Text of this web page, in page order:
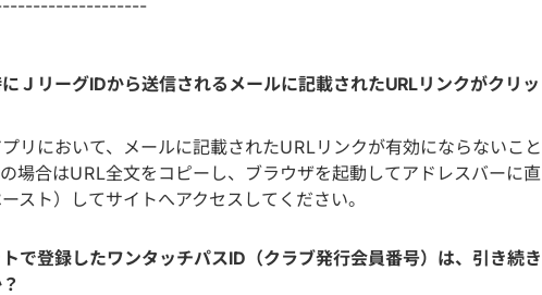
ＪリーグIDから送信されるメールに記載されたURLリンクがクリッ
リにおいて、メールに記載されたURLリンクが有効にならないこと
場合はURL全文をコピーし、ブラウザを起動してアドレスバーに直
スト）してサイトへアクセスしてください。
で登録したワンタッチパスID（クラブ発行会員番号）は、引き続き